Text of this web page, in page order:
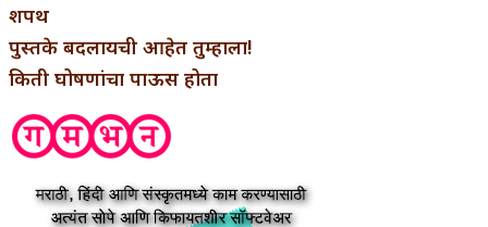
शपथ
पुस्तके बदलायची आहेत तुम्हाला!
किती घोषणांचा पाऊस होता